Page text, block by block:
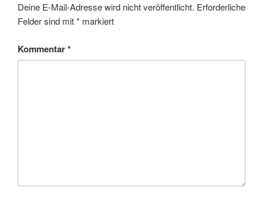
Deine E-Mail-Adresse wird nicht veröffentlicht. Erforderliche
Felder sind mit* markiert
Kommentar*